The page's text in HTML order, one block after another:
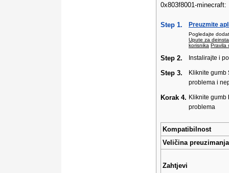
0x803f8001-minecraft:
Step 1. Preuzmite
Pogledajte
Upute za
korisnika Pravila
Step 2. Instalirajte i
Step 3. Kliknite gumb
problema i
Korak 4. Kliknite gumb
problema
Kompatibilnost
Veličina preuzimanja
Zahtjevi